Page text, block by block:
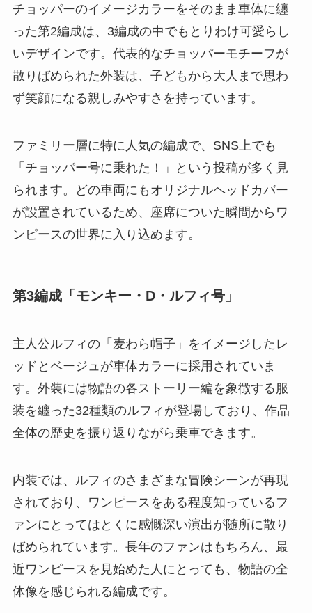
チョッパーのイメージカラーをそのまま車体に纏
った第2編成は、3編成の中でもとりわけ可愛らし
いデザインです。代表的なチョッパーモチーフが
散りばめられた外装は、子どもから大人まで思わ
ず笑顔になる親しみやすさを持っています。
ファミリー層に特に人気の編成で、SNS上でも
「チョッパー号に乗れた！」という投稿が多く見
られます。どの車両にもオリジナルヘッドカバー
が設置されているため、座席についた瞬間からワ
ンピースの世界に入り込めます。
第3編成「モンキー・D・ルフィ号」
主人公ルフィの「麦わら帽子」をイメージしたレ
ッドとベージュが車体カラーに採用されていま
す。外装には物語の各ストーリー編を象徴する服
装を纏った32種類のルフィが登場しており、作品
全体の歴史を振り返りながら乗車できます。
内装では、ルフィのさまざまな冒険シーンが再現
されており、ワンピースをある程度知っているフ
ァンにとってはとくに感慨深い演出が随所に散り
ばめられています。長年のファンはもちろん、最
近ワンピースを見始めた人にとっても、物語の全
体像を感じられる編成です。